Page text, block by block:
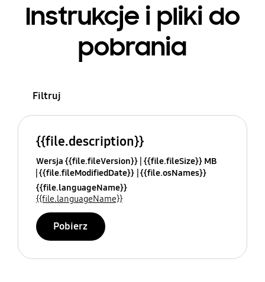
Instrukcje i pliki do
pobrania
Filtruj
{{file.description}}
Wersja {{file.fileVersion}} {{file.fileSize}} MB
{{file.fileModifiedDate}} {{file.osNames}}
{{file.languageName}}
{{file.languageName}}
Pobierz